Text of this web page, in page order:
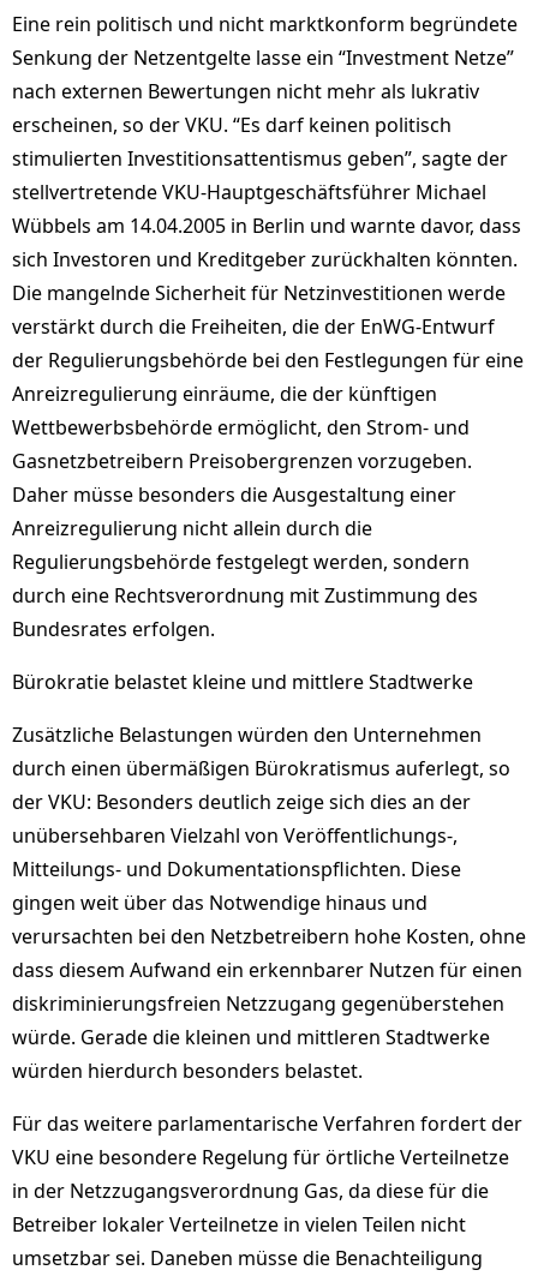
Eine rein politisch und nicht marktkonform begründete
Senkung der Netzentgelte lasse ein “Investment Netze”
nach externen Bewertungen nicht mehr als lukrativ
erscheinen, so der VKU. “Es darf keinen politisch
stimulierten Investitionsattentismus geben”, sagte der
stellvertretende VKU-Hauptgeschäftsführer Michael
Wübbels am 14.04.2005 in Berlin und warnte davor, dass
sich Investoren und Kreditgeber zurückhalten könnten.
Die mangelnde Sicherheit für Netzinvestitionen werde
verstärkt durch die Freiheiten, die der EnWG-Entwurf
der Regulierungsbehörde bei den Festlegungen für eine
Anreizregulierung einräume, die der künftigen
Wettbewerbsbehörde ermöglicht, den Strom- und
Gasnetzbetreibern Preisobergrenzen vorzugeben.
Daher müsse besonders die Ausgestaltung einer
Anreizregulierung nicht allein durch die
Regulierungsbehörde festgelegt werden, sondern
durch eine Rechtsverordnung mit Zustimmung des
Bundesrates erfolgen.
Bürokratie belastet kleine und mittlere Stadtwerke
Zusätzliche Belastungen würden den Unternehmen
durch einen übermäßigen Bürokratismus auferlegt, so
der VKU: Besonders deutlich zeige sich dies an der
unübersehbaren Vielzahl von Veröffentlichungs-,
Mitteilungs- und Dokumentationspflichten. Diese
gingen weit über das Notwendige hinaus und
verursachten bei den Netzbetreibern hohe Kosten, ohne
dass diesem Aufwand ein erkennbarer Nutzen für einen
diskriminierungsfreien Netzzugang gegenüberstehen
würde. Gerade die kleinen und mittleren Stadtwerke
würden hierdurch besonders belastet.
Für das weitere parlamentarische Verfahren fordert der
VKU eine besondere Regelung für örtliche Verteilnetze
in der Netzzugangsverordnung Gas, da diese für die
Betreiber lokaler Verteilnetze in vielen Teilen nicht
umsetzbar sei. Daneben müsse die Benachteiligung